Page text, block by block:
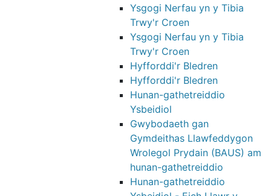
Ysgogi Nerfau yn y Tibia
Trwy'r Croen
Ysgogi Nerfau yn y Tibia
Trwy'r Croen
Hyfforddi'r Bledren
Hyfforddi'r Bledren
Hunan-gathetreiddio
Ysbeidiol
Gwybodaeth gan
Gymdeithas Llawfeddygon
Wrolegol Prydain (BAUS) am
hunan-gathetreiddio
Hunan-gathetreiddio